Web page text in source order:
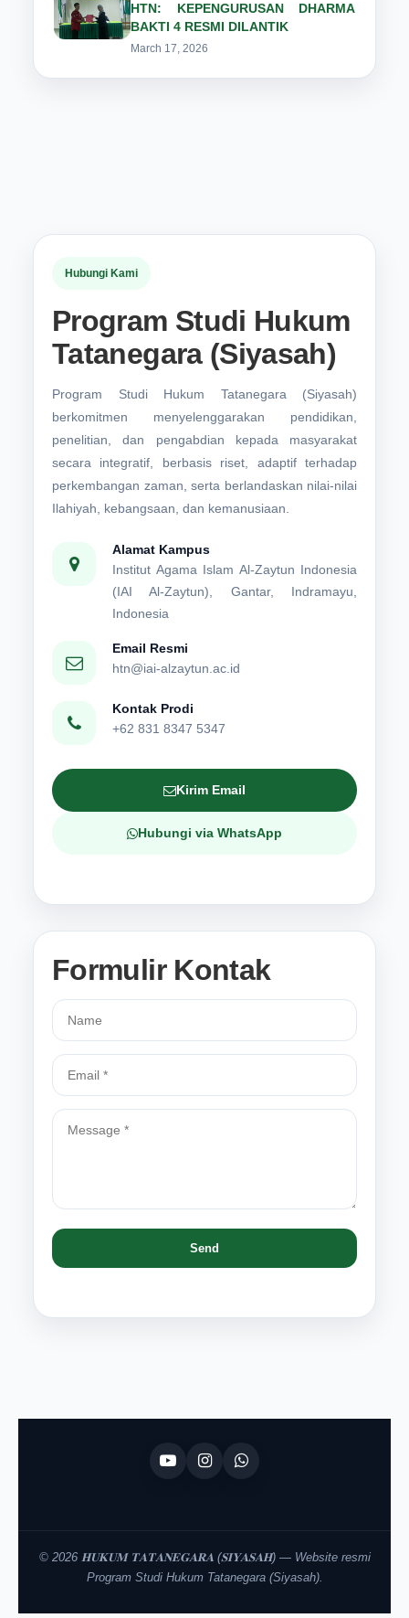
HTN: KEPENGURUSAN DHARMA
BAKTI 4 RESMI DILANTIK
March 17, 2026
Hubungi Kami
Program Studi Hukum
Tatanegara (Siyasah)
Program Studi Hukum Tatanegara (Siyasah)
berkomitmen menyelenggarakan pendidikan,
penelitian, dan pengabdian kepada masyarakat
secara integratif, berbasis riset, adaptif terhadap
perkembangan zaman, serta berlandaskan nilai-nilai
Ilahiyah, kebangsaan, dan kemanusiaan.
Alamat Kampus
Institut Agama Islam Al-Zaytun Indonesia
(IAI Al-Zaytun), Gantar, Indramayu,
Indonesia
Email Resmi
htn@iai-alzaytun.ac.id
Kontak Prodi
+62 831 8347 5347
Kirim Email
Hubungi via WhatsApp
Formulir Kontak
© 2026 𝐇𝐔𝐊𝐔𝐌 𝐓𝐀𝐓𝐀𝐍𝐄𝐆𝐀𝐑𝐀 (𝐒𝐈𝐘𝐀𝐒𝐀𝐇) — Website resmi
Program Studi Hukum Tatanegara (Siyasah).